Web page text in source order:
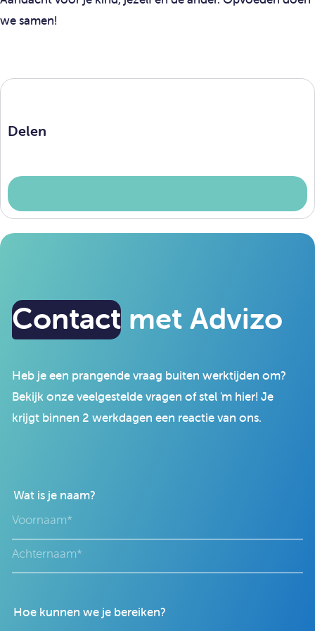
we samen!
Delen
Contact met Advizo
Heb je een prangende vraag buiten werktijden om?
Bekijk onze veelgestelde vragen of stel 'm hier! Je
krijgt binnen 2 werkdagen een reactie van ons.
Wat is je naam?
Hoe kunnen we je bereiken?